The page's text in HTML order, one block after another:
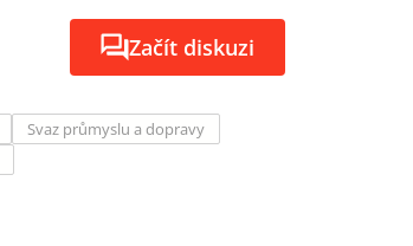
Začít diskuzi
Svaz průmyslu a dopravy